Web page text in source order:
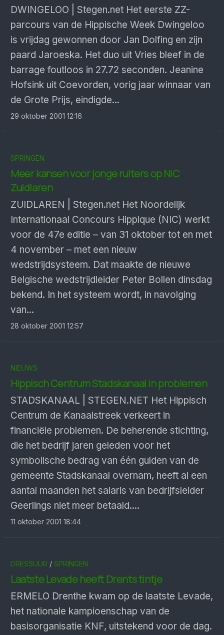
DWINGELOO | Stegen.net Het eerste ZZ-
parcours van de Hippische Week Dwingeloo
is vrijdag gewonnen door Jan Dolfing en zijn
paard Jaroeska. Het duo uit Vries bleef in de
barrage foutloos in 27.72 seconden. Jeanine
Hofsink uit Coevorden, vorig jaar winnaar van
de Grote Prijs, eindigde...
29 oktober 2001 12:16
SPRINGEN
Meer kansen voor jonge ruiters op NIC
Zuidlaren
ZUIDLAREN | Stegen.net Het Noordelijk
Internationaal Concours Hippique (NIC) werkt
voor de 47e editie – van 31 oktober tot en met
4 november – met een nieuw
wedstrijdsysteem. Dat maakte de nieuwe
Belgische wedstrijdleider Peter Bollen dinsdag
bekend. In het systeem wordt, in navolging
van...
28 oktober 2001 12:57
NIEUWS
Hippisch Centrum Stadskanaal in problemen
STADSKANAAL | STEGEN.NET Het Hippisch
Centrum de Kanaalstreek verkeert in
financiële problemen. De beherende stichting,
die het bedrijf jaren geleden voor het
symbolische bedrag van één gulden van de
gemeente Stadskanaal overnam, heeft al een
aantal maanden het salaris van bedrijfsleider
Geerlings niet meer betaald....
11 oktober 2001 18:44
DRESSUUR / SPRINGEN
Laatste Levade heeft Drents tintje
ERMELO Drenthe kwam op de laatste Levade,
het nationale kampioenschap van de
basisorganisatie KNF, uitstekend voor de dag.